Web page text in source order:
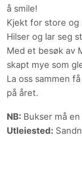
å smile!
Kjekt for store og
Hilser og lar seg
Med et besøk av
skapt mye som
La oss sammen
på året.
NB: Bukser må en
Utleiested: